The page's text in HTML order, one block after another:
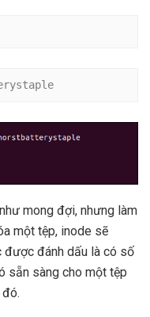
mong đợi, nhưng làm
một tệp, inode sẽ
đánh dấu là có số
sẵn sàng cho một tệp